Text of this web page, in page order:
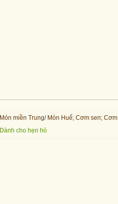
Món miền Trung/ Món Huế; Cơm sen;
Dành cho hẹn hò